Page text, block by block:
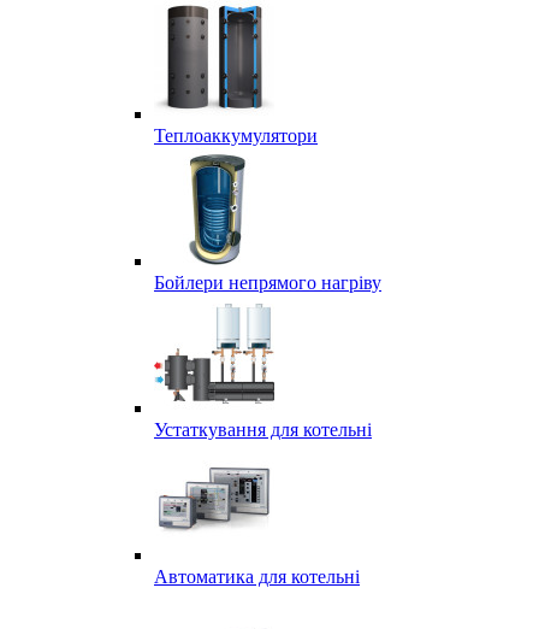
Теплоаккумулятори
Бойлери непрямого нагріву
Устаткування для котельні
Автоматика для котельні